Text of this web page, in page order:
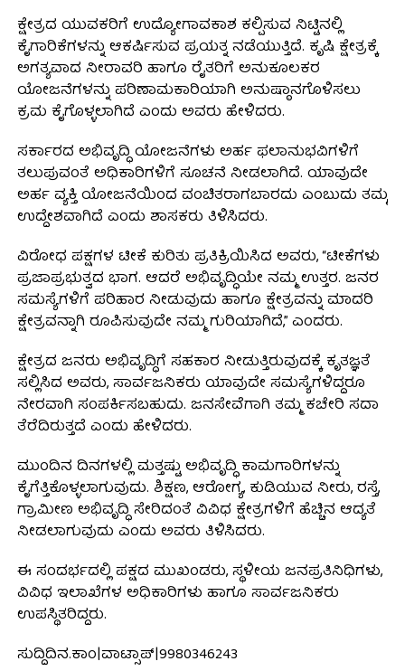
ಕ್ಷೇತ್ರದ ಯುವಕರಿಗೆ ಉದ್ಯೋಗಾವಕಾಶ ಕಲ್ಪಿಸುವ ನಿಟ್ಟಿನಲ್ಲಿ
ಕೈಗಾರಿಕೆಗಳನ್ನು ಆಕರ್ಷಿಸುವ ಪ್ರಯತ್ನ ನಡೆಯುತ್ತಿದೆ. ಕೃಷಿ ಕ್ಷೇತ್ರಕ್ಕೆ
ಅಗತ್ಯವಾದ ನೀರಾವರಿ ಹಾಗೂ ರೈತರಿಗೆ ಅನುಕೂಲಕರ
ಯೋಜನೆಗಳನ್ನು ಪರಿಣಾಮಕಾರಿಯಾಗಿ ಅನುಷ್ಠಾನಗೊಳಿಸಲು
ಕ್ರಮ ಕೈಗೊಳ್ಳಲಾಗಿದೆ ಎಂದು ಅವರು ಹೇಳಿದರು.
ಸರ್ಕಾರದ ಅಭಿವೃದ್ಧಿ ಯೋಜನೆಗಳು ಅರ್ಹ ಫಲಾನುಭವಿಗಳಿಗೆ
ತಲುಪುವಂತೆ ಅಧಿಕಾರಿಗಳಿಗೆ ಸೂಚನೆ ನೀಡಲಾಗಿದೆ. ಯಾವುದೇ
ಅರ್ಹ ವ್ಯಕ್ತಿ ಯೋಜನೆಯಿಂದ ವಂಚಿತರಾಗಬಾರದು ಎಂಬುದು ತಮ್ಮ
ಉದ್ದೇಶವಾಗಿದೆ ಎಂದು ಶಾಸಕರು ತಿಳಿಸಿದರು.
ವಿರೋಧ ಪಕ್ಷಗಳ ಟೀಕೆ ಕುರಿತು ಪ್ರತಿಕ್ರಿಯಿಸಿದ ಅವರು, “ಟೀಕೆಗಳು
ಪ್ರಜಾಪ್ರಭುತ್ವದ ಭಾಗ. ಆದರೆ ಅಭಿವೃದ್ಧಿಯೇ ನಮ್ಮ ಉತ್ತರ. ಜನರ
ಸಮಸ್ಯೆಗಳಿಗೆ ಪರಿಹಾರ ನೀಡುವುದು ಹಾಗೂ ಕ್ಷೇತ್ರವನ್ನು ಮಾದರಿ
ಕ್ಷೇತ್ರವನ್ನಾಗಿ ರೂಪಿಸುವುದೇ ನಮ್ಮ ಗುರಿಯಾಗಿದೆ,” ಎಂದರು.
ಕ್ಷೇತ್ರದ ಜನರು ಅಭಿವೃದ್ಧಿಗೆ ಸಹಕಾರ ನೀಡುತ್ತಿರುವುದಕ್ಕೆ ಕೃತಜ್ಞತೆ
ಸಲ್ಲಿಸಿದ ಅವರು, ಸಾರ್ವಜನಿಕರು ಯಾವುದೇ ಸಮಸ್ಯೆಗಳಿದ್ದರೂ
ನೇರವಾಗಿ ಸಂಪರ್ಕಿಸಬಹುದು. ಜನಸೇವೆಗಾಗಿ ತಮ್ಮ ಕಚೇರಿ ಸದಾ
ತೆರೆದಿರುತ್ತದೆ ಎಂದು ಹೇಳಿದರು.
ಮುಂದಿನ ದಿನಗಳಲ್ಲಿ ಮತ್ತಷ್ಟು ಅಭಿವೃದ್ಧಿ ಕಾಮಗಾರಿಗಳನ್ನು
ಕೈಗೆತ್ತಿಕೊಳ್ಳಲಾಗುವುದು. ಶಿಕ್ಷಣ, ಆರೋಗ್ಯ, ಕುಡಿಯುವ ನೀರು, ರಸ್ತೆ,
ಗ್ರಾಮೀಣ ಅಭಿವೃದ್ಧಿ ಸೇರಿದಂತೆ ವಿವಿಧ ಕ್ಷೇತ್ರಗಳಿಗೆ ಹೆಚ್ಚಿನ ಆದ್ಯತೆ
ನೀಡಲಾಗುವುದು ಎಂದು ಅವರು ತಿಳಿಸಿದರು.
ಈ ಸಂದರ್ಭದಲ್ಲಿ ಪಕ್ಷದ ಮುಖಂಡರು, ಸ್ಥಳೀಯ ಜನಪ್ರತಿನಿಧಿಗಳು,
ವಿವಿಧ ಇಲಾಖೆಗಳ ಅಧಿಕಾರಿಗಳು ಹಾಗೂ ಸಾರ್ವಜನಿಕರು
ಉಪಸ್ಥಿತರಿದ್ದರು.
ಸುದ್ದಿದಿನ.ಕಾಂ|ವಾಟ್ಸಾಪ್|9980346243